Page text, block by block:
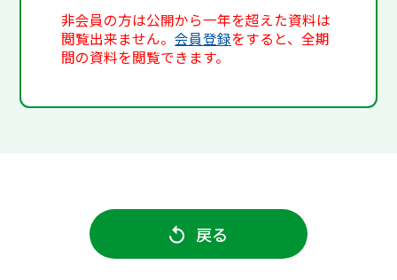
非会員の方は公開から一年を超えた資料は
閲覧出来ません。会員登録をすると、全期
間の資料を閲覧できます。
戻る